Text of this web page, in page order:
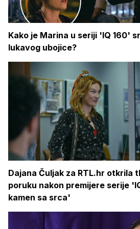
Kako je Marina u seriji 'IQ 160'
lukavog ubojice?
Dajana Čuljak za RTL.hr otkrila
poruku nakon premijere serije
kamen sa srca'